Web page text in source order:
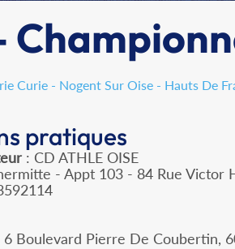
Curie - Nogent Sur Oise - Hauts De
pratiques
: CD ATHLE OISE
- Appt 103 - 84 Rue Victor
6 Boulevard Pierre De Coubertin,